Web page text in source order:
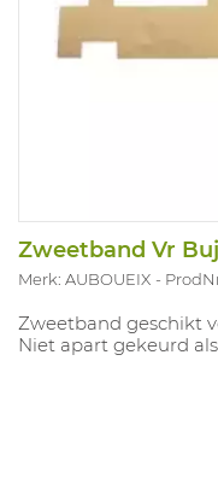
Zweetband Vr
Merk: AUBOUEIX
Zweetband geschikt
Niet apart gekeurd